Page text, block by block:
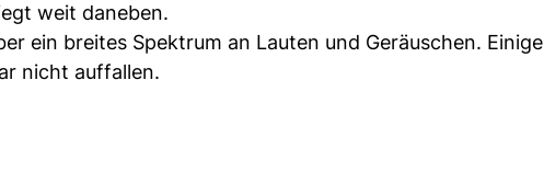
weit daneben.
ein breites Spektrum an Lauten und Geräuschen. Einige
nicht auffallen.